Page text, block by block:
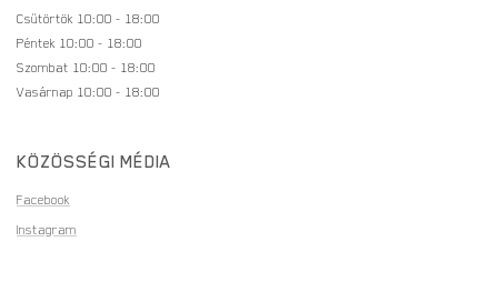
Csütörtök 10:00 - 18:00
Péntek 10:00 - 18:00
Szombat 10:00 - 18:00
Vasárnap 10:00 - 18:00
KÖZÖSSÉGI MÉDIA
Facebook
Instagram